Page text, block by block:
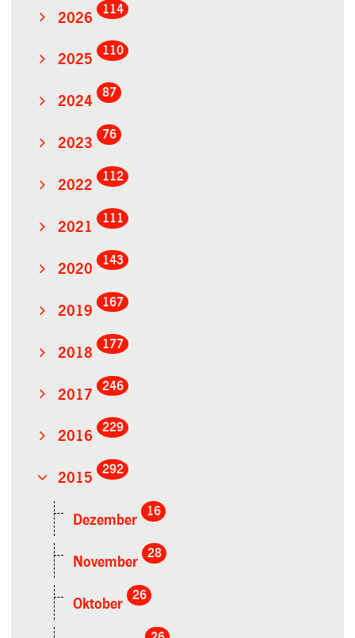
2026
114
2025
110
2024
87
2023
76
2022
112
2021
111
2020
143
2019
167
2018
177
2017
246
2016
229
2015
292
Dezember
16
November
28
Oktober
26